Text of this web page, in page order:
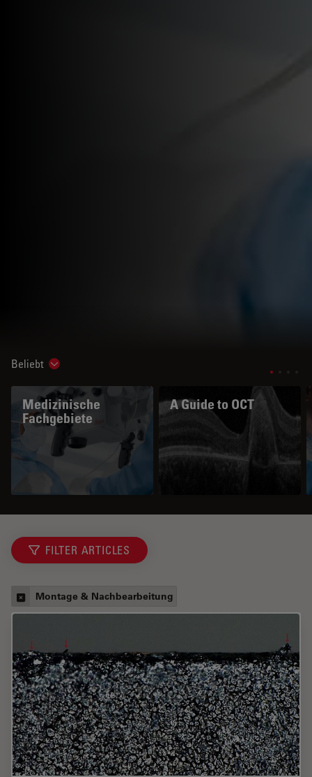
Beliebt Show subnavigation
Medizinische
Fachgebiete
A Guide to OCT
FILTER ARTICLES
Montage & Nachbearbeitung